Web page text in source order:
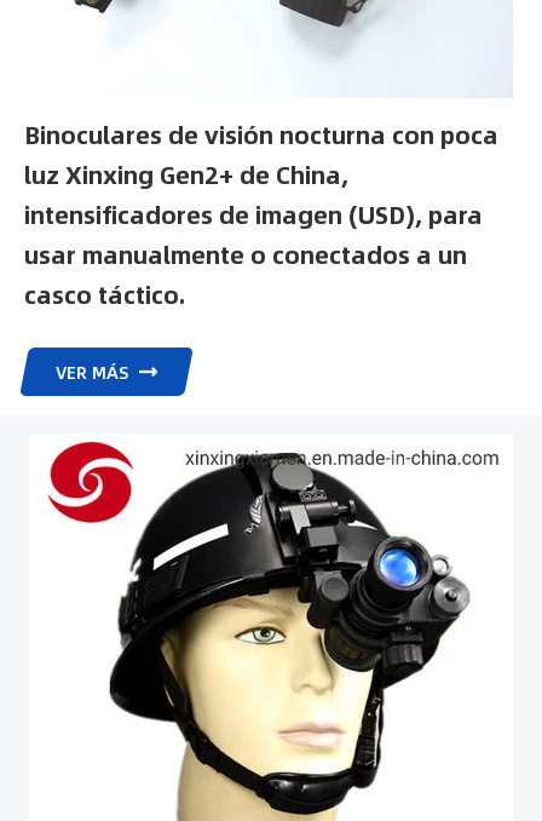
Binoculares de visión nocturna con poca
luz Xinxing Gen2+ de China,
intensificadores de imagen (USD), para
usar manualmente o conectados a un
casco táctico.
VER MÁS